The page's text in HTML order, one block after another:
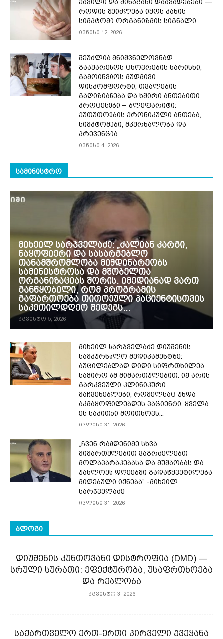
ქავილი და შინაგანი დაავადებები —
როდის შეიძლება იყოს კანის
სიმპტომი ორგანიზმის სიგნალი
ივნისი 12, 2026
შეუძლია მნიშვნელოვნად
გააუარესოს ცხოვრების ხარისხი,
გამოიწვიოს მუდმივი
დისკომფორტი, თვალების
გაღიზიანება და ხშირი ანთებითი
პროცესები – ბლეფარიტი:
ქუთუთოების ქრონიკული ანთება,
სიმპტომები, მკურნალობა და
პრევენცია
ივნისი 4, 2026
ᲡᲐᲛᲘᲜᲘᲡᲢᲠᲝ
მიხეილ სარჯველაძე: „ძალიან კარგი,
ნაყოფიერი და სასარგებლო
თანამშრომლობა მიმდინარეობს
სამინისტროსა და მშობელთა
ორგანიზაციას შორის. იმედიანად ვართ
განწყობილი, რომ პროგრამის
გაფართოება თითოეული პაციენტისთვის
საკეთილდღეო შედეგს...
აგვისტო 5, 2026
მიხეილ სარჯველაძე დიუშენის
სამკურნალო მედიკამენტზე:
აუცილებლად დიდი სიფრთხილეა
საჭირო ამ მიმართულებით. იქ არის
გარკვეული კლინიკური
მაჩვენებლები, რომელსაც უნდა
აკმაყოფილებდეს პაციენტი. ყველა
ეს საკითხი მოითხოვს...
ივლისი 31, 2026
„ჩვენ რამდენიმე სხვა
მიმართულებით ვაგრძელებთ
მოლაპარაკებასა და მუშაობას და
უახლოეს დღეებში გადაწყვეტილება
მიღებული იქნება“ -მიხეილ
სარჯველაძე
ივლისი 31, 2026
ᲑᲚᲝᲒᲘ
დიუშენის კუნთოვანი დისტროფია (DMD) —
სრული სურათი: ეფექტურობა, უსაფრთხოება
და რეალობა
აგვისტო 3, 2026
საქართველო ერთ-ერთი პირველი ქვეყანა